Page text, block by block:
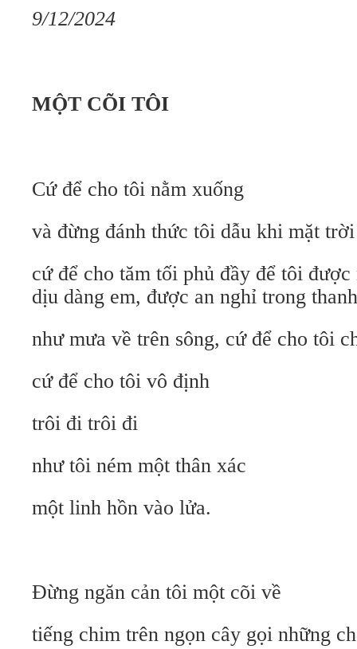
9/12/2024
MỘT CÕI TÔI
Cứ để cho tôi nằm xuống
và đừng đánh thức tôi dẫu khi mặt
cứ để cho tăm tối phủ đầy để tôi được
dịu dàng em, được an nghỉ trong
như mưa về trên sông, cứ để cho tôi
cứ để cho tôi vô định
trôi đi trôi đi
như tôi ném một thân xác
một linh hồn vào lửa.
Đừng ngăn cản tôi một cõi về
tiếng chim trên ngọn cây gọi những